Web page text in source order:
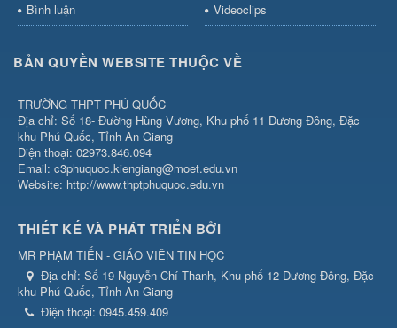
Bình luận
Videoclips
BẢN QUYỀN WEBSITE THUỘC VỀ
TRƯỜNG THPT PHÚ QUỐC
Địa chỉ: Số 18- Đường Hùng Vương, Khu phố 11 Dương Đông, Đặc
khu Phú Quốc, Tỉnh An Giang
Điện thoại: 02973.846.094
Email: c3phuquoc.kiengiang@moet.edu.vn
Website: http://www.thptphuquoc.edu.vn
THIẾT KẾ VÀ PHÁT TRIỂN BỞI
MR PHẠM TIẾN - GIÁO VIÊN TIN HỌC
Địa chỉ: Số 19 Nguyễn Chí Thanh, Khu phố 12 Dương Đông, Đặc
khu Phú Quốc, Tỉnh An Giang
Điện thoại: 0945.459.409